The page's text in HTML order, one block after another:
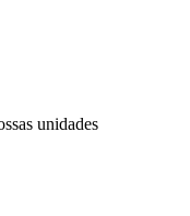
unidades